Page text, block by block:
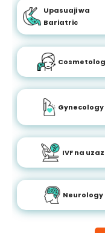
Upasuaji wa
Bariatric
Gynecology
IVF na
Neurology